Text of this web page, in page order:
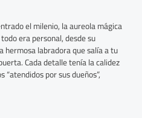
el milenio, la aureola mágica
era personal, desde su
hermosa labradora que salía a tu
Cada detalle tenía la calidez
por sus dueños”,